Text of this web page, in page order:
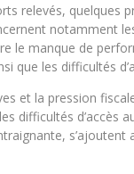
relevés, quelques
notamment
le manque de
que les difficultés
et la pression
difficultés d’accès